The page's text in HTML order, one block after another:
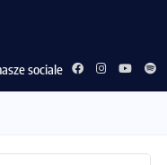
sociale